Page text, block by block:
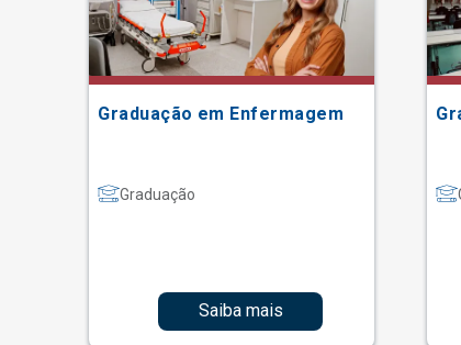
Graduação em Enfermagem
Graduação
Saiba mais